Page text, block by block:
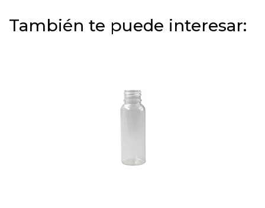
También te puede interesar: